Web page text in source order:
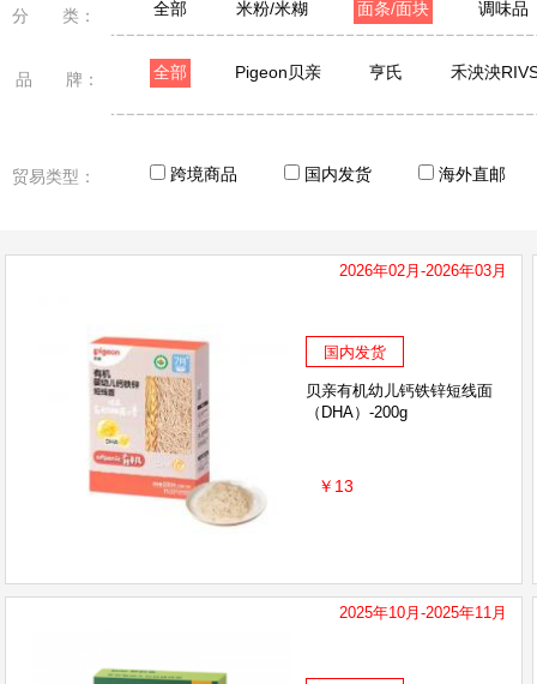
分 类： 全部 米粉/米糊 面条/面块 调味品
品 牌： 全部 Pigeon贝亲 亨氏 禾泱泱
贸易类型： 跨境商品 国内发货 海外直邮
2026年02月-2026年03月
国内发货
贝亲有机幼儿钙铁锌短线面
（DHA）-200g
￥13
2025年10月-2025年11月